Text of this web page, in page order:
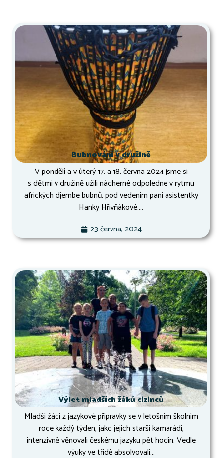
Bubnování v družině
V pondělí a v úterý 17. a 18. června 2024 jsme si
s dětmi v družině užili nádherné odpoledne v rytmu
afrických djembe bubnů, pod vedením paní asistentky
Hanky Hřivňákové....
23 června, 2024
Výlet mladších žáků cizinců
Mladší žáci z jazykové přípravky se v letošním školním
roce každý týden, jako jejich starší kamarádi,
intenzivně věnovali českému jazyku pět hodin. Vedle
výuky ve třídě absolvovali...